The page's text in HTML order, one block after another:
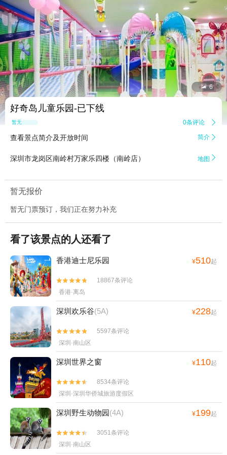
 6
好奇岛儿童乐园-已下线
暂无点评 0条评论 
查看景点简介及开放时间 简介 
深圳市龙岗区南岭村万家乐四楼（南岭店） 地图 
暂无报价
暂无门票预订，我们正在努力补充
看了该景点的人还看了
香港迪士尼乐园 ¥510起


18867条评论
香港·离岛
深圳欢乐谷(5A) ¥228起


5597条评论
深圳·南山区
深圳世界之窗 ¥110起


8534条评论
深圳·深圳华侨城旅游度假区
深圳野生动物园(4A) ¥199起


3051条评论
深圳·南山区
